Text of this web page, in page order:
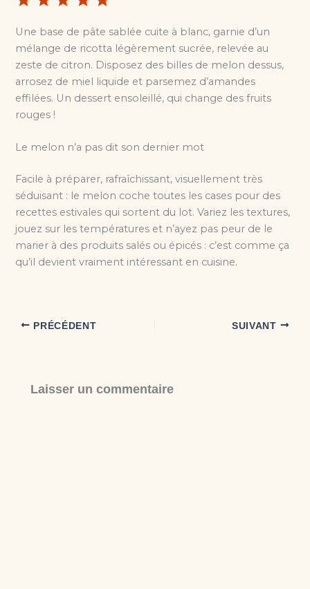
Une base de pâte sablée cuite à blanc, garnie d’un
mélange de ricotta légèrement sucrée, relevée au
zeste de citron. Disposez des billes de melon dessus,
arrosez de miel liquide et parsemez d’amandes
effilées. Un dessert ensoleillé, qui change des fruits
rouges !
Le melon n’a pas dit son dernier mot
Facile à préparer, rafraîchissant, visuellement très
séduisant : le melon coche toutes les cases pour des
recettes estivales qui sortent du lot. Variez les textures,
jouez sur les températures et n’ayez pas peur de le
marier à des produits salés ou épicés : c’est comme ça
qu’il devient vraiment intéressant en cuisine.
PRÉCÉDENT SUIVANT
Laisser un commentaire